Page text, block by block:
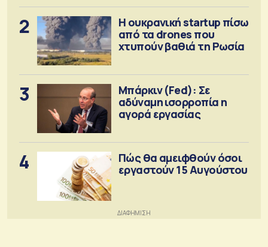
2
Η ουκρανική startup πίσω
από τα drones που
χτυπούν βαθιά τη Ρωσία
3
Μπάρκιν (Fed): Σε
αδύναμη ισορροπία η
αγορά εργασίας
4
Πώς θα αμειφθούν όσοι
εργαστούν 15 Αυγούστου